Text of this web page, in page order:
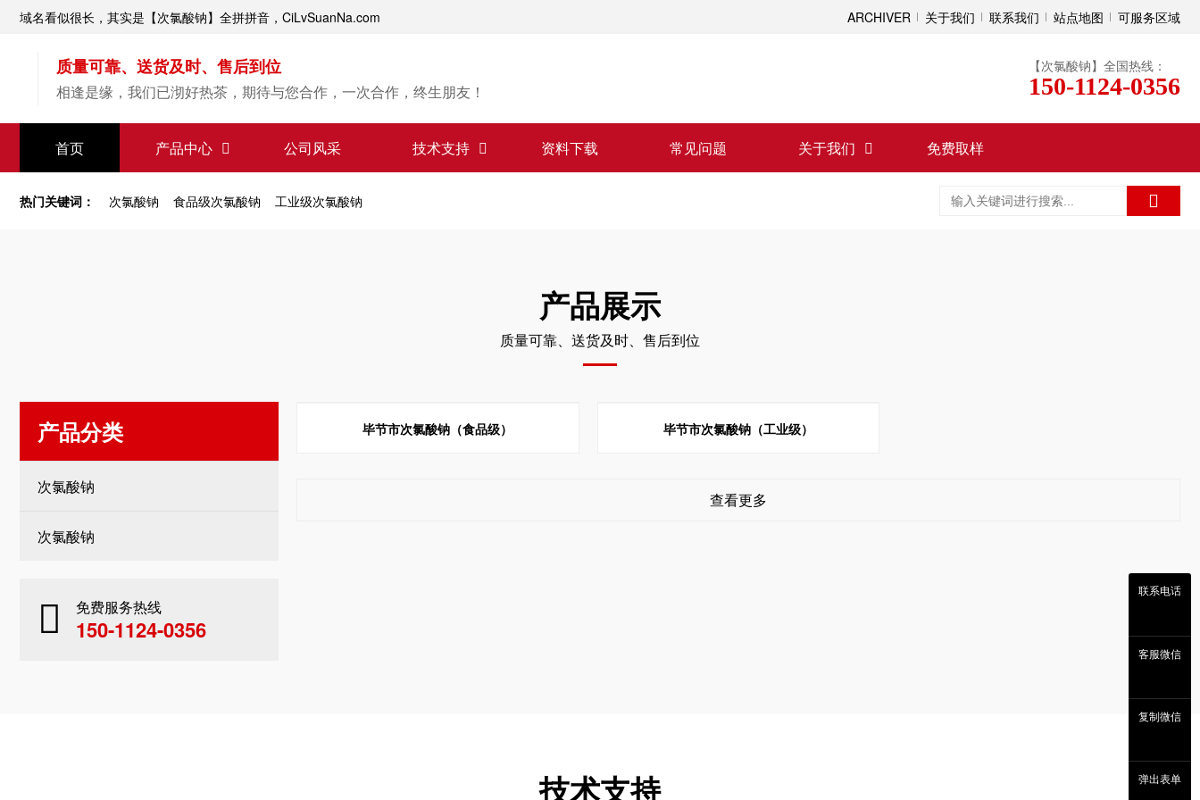
域名看似很长，其实是【次氯酸钠】全拼拼音，CiLvSuanNa.com ARCHIVER 关于我们 联系我们 站点地图 可服务区域
质量可靠、送货及时、售后到位
相逢是缘，我们已沏好热茶，期待与您合作，一次合作，终生朋友！
【次氯酸钠】全国热线：
150-1124-0356
首页 产品中心 公司风采 技术支持 资料下载 常见问题 关于我们 免费取样
【次氯酸钠】源头直供
专业经验，值得信赖
热门关键词： 次氯酸钠 食品级次氯酸钠 工业级次氯酸钠
产品展示
质量可靠、送货及时、售后到位
产品分类
次氯酸钠
次氯酸钠
免费服务热线
150-1124-0356
毕节市次氯酸钠（食品级） 毕节市次氯酸钠（工业级）
查看更多
技术支持
联系电话
客服微信
复制微信
弹出表单